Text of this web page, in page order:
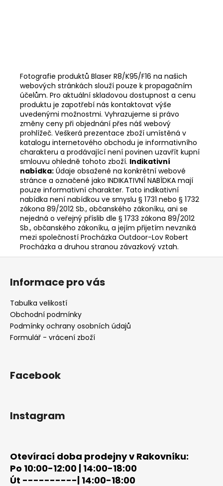
Fotografie produktů Blaser R8/K95/F16 na našich
webových stránkách slouží pouze k propagačním
účelům. Pro aktuální skladovou dostupnost a cenu
produktu je zapotřebí nás kontaktovat výše
uvedenými možnostmi. Vyhrazujeme si právo
změny ceny při objednání přes náš webový
prohlížeč. Veškerá prezentace zboží umístěná v
katalogu internetového obchodu je informativního
charakteru a prodávající není povinen uzavřít kupní
smlouvu ohledně tohoto zboží. Indikativní
nabídka: Údaje obsažené na konkrétní webové
stránce a označené jako INDIKATIVNÍ NABÍDKA mají
pouze informativní charakter. Tato indikativní
nabídka není nabídkou ve smyslu § 1731 nebo § 1732
zákona 89/2012 Sb., občanského zákoníku, ani se
nejedná o veřejný příslib dle § 1733 zákona 89/2012
Sb., občanského zákoníku, a jejím přijetím nevzniká
mezi společností Procházka Outdoor-Lov Robert
Procházka a druhou stranou závazkový vztah.
Z
Informace pro vás
Tabulka velikostí
Obchodní podmínky
Podmínky ochrany osobních údajů
Formulář - vrácení zboží
Facebook
Instagram
Otevírací doba prodejny v Rakovníku:
Po 10:00-12:00 | 14:00-18:00
Út ----------| 14:00-18:00